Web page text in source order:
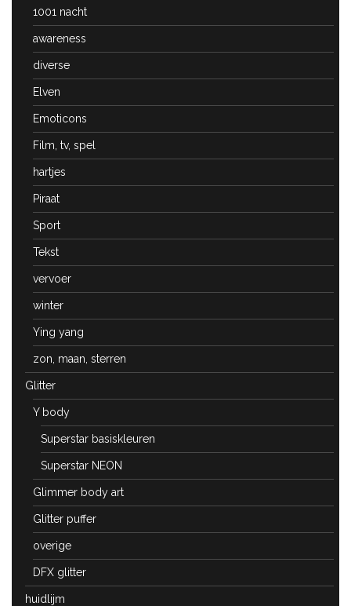
1001 nacht
awareness
diverse
Elven
Emoticons
Film, tv, spel
hartjes
Piraat
Sport
Tekst
vervoer
winter
Ying yang
zon, maan, sterren
Glitter
Y body
Superstar basiskleuren
Superstar NEON
Glimmer body art
Glitter puffer
overige
DFX glitter
huidlijm